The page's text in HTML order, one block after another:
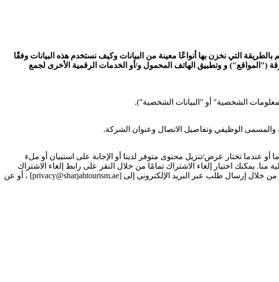
التي نخزن بها أنواعًا معينة من البيانات وكيف نستخدم هذه البيانات وفقًا
("المواقع") و وتطبيق الهاتف المحمول و/أو الخدمات الرقمية الأخرى لجمع
الشخصية" أو "البيانات الشخصية").
والمسمى الوظيفي وتفاصيل الاتصال وعنوان الشركة.
تختار عرض/تنزيل محتوى متوفر لدينا أو الإجابة على استبيان أو ملء
يمكنك اختيار إلغاء الاشتراك تمامًا من خلال النقر على رابط إلغاء الاشتراك
المتوفر في كل رسالة بريد الكتروني تصلك من قبلنا . في حالة تسجيلك مسبقًا لتلقي الاتصالات، يمكنك اختيار إلغاء الاشتراك من خلال إرسال طلب عبر البريد الإلكتروني إلى [privacy@sharjahtourism.ae] ، أو عن